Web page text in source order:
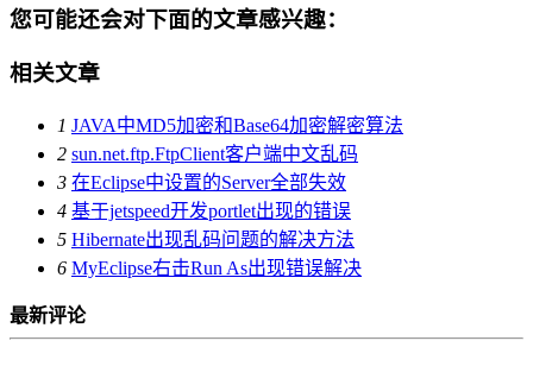
您可能还会对下面的文章感兴趣：
相关文章
1 JAVA中MD5加密和Base64加密解密算法
2 sun.net.ftp.FtpClient客户端中文乱码
3 在Eclipse中设置的Server全部失效
4 基于jetspeed开发portlet出现的错误
5 Hibernate出现乱码问题的解决方法
6 MyEclipse右击Run As出现错误解决
最新评论